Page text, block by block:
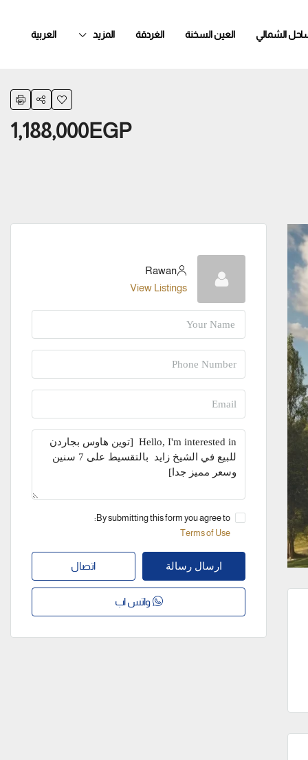
الشمالي العين السخنة الغردقة المزيد العربية
1,188,000EGP
Rawan
View Listings
By submitting this form you agree to:
Terms of Use
ارسال رسالة اتصال
واتس اب